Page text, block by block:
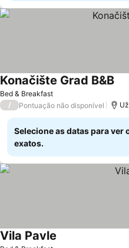
Bed & Breakfast
Konačište Grad B&B
/ Pontuação não disponível
Selecione as datas para ver
exatos.
Vila Pavle